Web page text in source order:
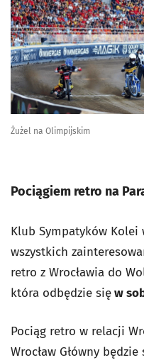
Żużel na Olimpijskim
Pociągiem retro na
Klub Sympatyków Kolei
wszystkich
retro z Wrocławia do
która odbędzie sięw
Pociąg retro w relacji
Wrocław Główny będzie